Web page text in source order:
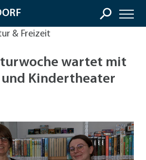
& Freizeit
wartet mit
und Kindertheater